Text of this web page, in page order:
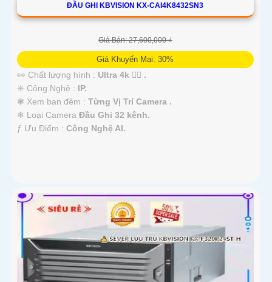
ĐẦU GHI KBVISION KX-CAI4K8432SN3
Giá Bán: 27,600,000 ₫
Giá Khuyến Mại: 30%
👀 Chất lượng hình : Ultra 4k 👍🏾 .
✳️ Công Nghệ : IP.
❃ Xem ban đêm : Từng Vị Trí Camera .
❄ Loại Camera Đầu Ghi 32 kênh.
️ƒ Ưu Điểm : Công Nghệ AI.